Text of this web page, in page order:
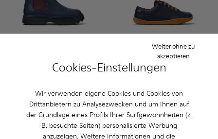
Cookies-Einstellungen
Wir verwenden eigene Cookies und Cookies von
Drittanbietern zu Analysezwecken und um Ihnen auf
der Grundlage eines Profils Ihrer Surfgewohnheiten (z.
B. besuchte Seiten) personalisierte Werbung
anzuzeigen. Weitere Informationen und die
Weiter ohne zu
akzeptieren
Norte - K900149-024 - Blaue Lederstiefeletten für Kinder.
Norte - K900149-026
Norte - K900149-025
Norte - K900149-023
Norte - K900149-022
Norte - K900149-021
Norte -
85 € - 99 €
Endpreis je nach Größe
Peu - 80003-104 - Blaue
Peu - 80003-160
55 € - 62 €
79 € - 89 € -30%
Endpreis je nach Größe